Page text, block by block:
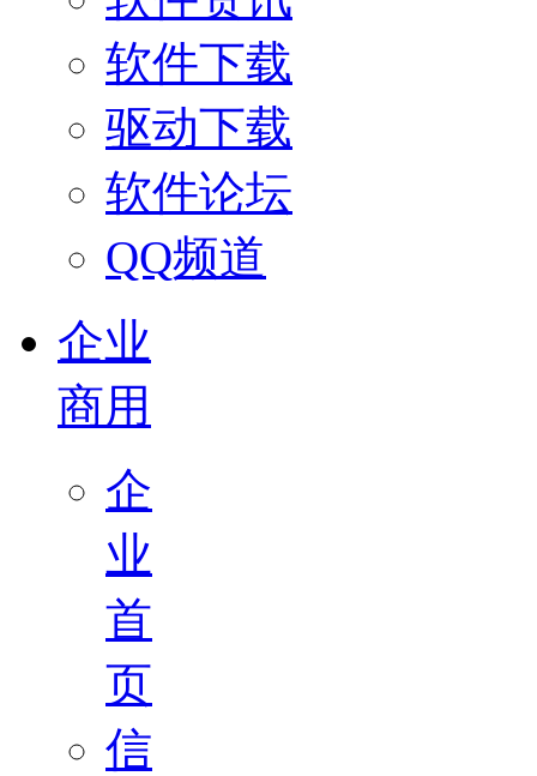
软件下载
驱动下载
软件论坛
QQ频道
企业
商用
企
业
首
页
信